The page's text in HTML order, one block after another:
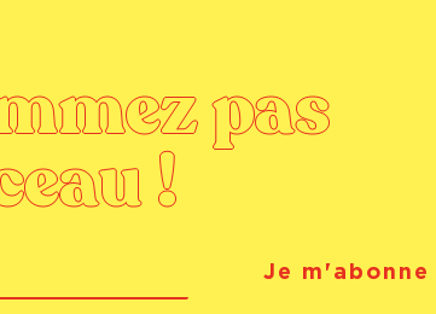
pas
!
Je m'abonne